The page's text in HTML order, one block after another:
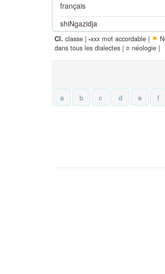
français
shiNgazidja
Cl. classe | -xxx mot accordable | ⚑
dans tous les dialectes | ○ néologie |
a b c d e f